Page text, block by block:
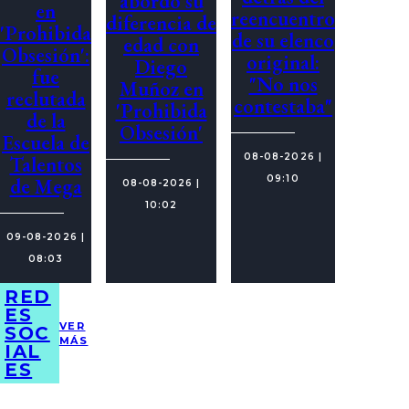
en
'Prohibida
Obsesión':
fue
reclutada
de la
Escuela de
Talentos
de Mega
09-08-2026 |
08:03
diferencia de
edad con
Diego
Muñoz en
'Prohibida
Obsesión'
08-08-2026 |
10:02
reencuentro
de su elenco
original:
"No nos
contestaba"
08-08-2026 |
09:10
RED
ES
SOC
IAL
ES
VER
MÁS